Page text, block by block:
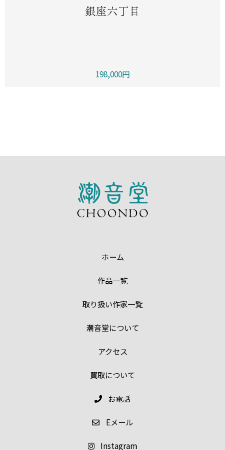
銀座六丁目
198,000円
ホーム
作品一覧
取り扱い作家一覧
潮音堂について
アクセス
買取について
お電話
Eメール
Instagram